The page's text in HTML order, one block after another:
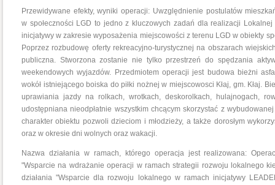
Przewidywane efekty, wyniki operacji: Uwzględnienie postulatów
w społeczności LGD to jedno z kluczowych zadań dla realizacji
inicjatywy w zakresie wyposażenia miejscowości z terenu LGD w obiekty
Poprzez rozbudowę oferty rekreacyjno-turystycznej na obszarach
publiczna. Stworzona zostanie nie tylko przestrzeń do spędzania
weekendowych wyjazdów. Przedmiotem operacji jest budowa bieżni
wokół istniejącego boiska do piłki nożnej w miejscowosci Kłaj, gm. Kłaj.
uprawiania jazdy na rolkach, wrotkach, deskorolkach, hulajnogach,
udostępniana nieodpłatnie wszystkim chcącym skorzystać z
charakter obiektu pozwoli dzieciom i młodzieży, a także dorosłym
oraz w okresie dni wolnych oraz wakacji.
Nazwa działania w ramach, którego operacja jest realizowana:
"Wsparcie na wdrażanie operacji w ramach strategii rozwoju lokalnego
działania "Wsparcie dla rozwoju lokalnego w ramach inicjatywy